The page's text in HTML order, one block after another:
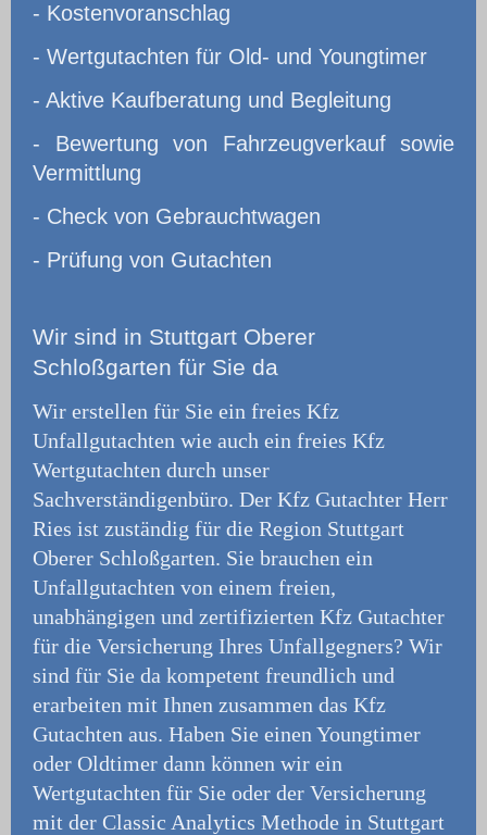
- Kostenvoranschlag
- Wertgutachten für Old- und Youngtimer
- Aktive Kaufberatung und Begleitung
- Bewertung von Fahrzeugverkauf sowie
Vermittlung
- Check von Gebrauchtwagen
- Prüfung von Gutachten
Wir sind in Stuttgart Oberer
Schloßgarten für Sie da
Wir erstellen für Sie ein freies Kfz
Unfallgutachten wie auch ein freies Kfz
Wertgutachten durch unser
Sachverständigenbüro. Der Kfz Gutachter Herr
Ries ist zuständig für die Region Stuttgart
Oberer Schloßgarten. Sie brauchen ein
Unfallgutachten von einem freien,
unabhängigen und zertifizierten Kfz Gutachter
für die Versicherung Ihres Unfallgegners? Wir
sind für Sie da kompetent freundlich und
erarbeiten mit Ihnen zusammen das Kfz
Gutachten aus. Haben Sie einen Youngtimer
oder Oldtimer dann können wir ein
Wertgutachten für Sie oder der Versicherung
mit der Classic Analytics Methode in Stuttgart